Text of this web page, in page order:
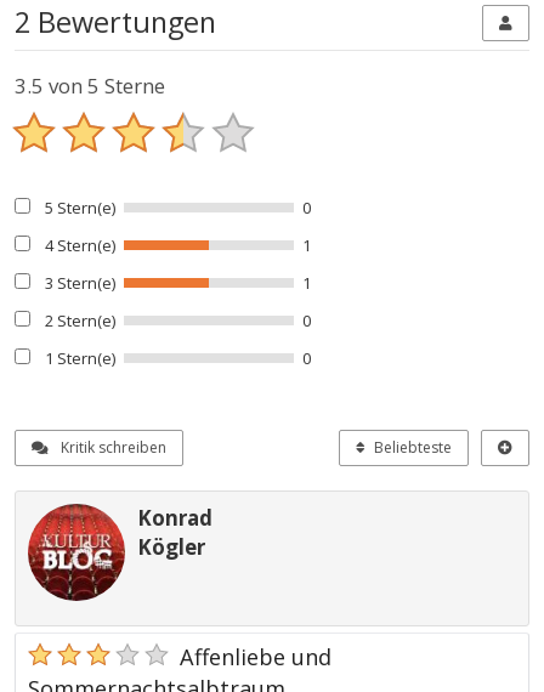
2 Bewertungen
3.5 von 5 Sterne
5 Stern(e)
0
4 Stern(e)
1
3 Stern(e)
1
2 Stern(e)
0
1 Stern(e)
0
Kritik schreiben Beliebteste
Konrad
Kögler
Affenliebe und